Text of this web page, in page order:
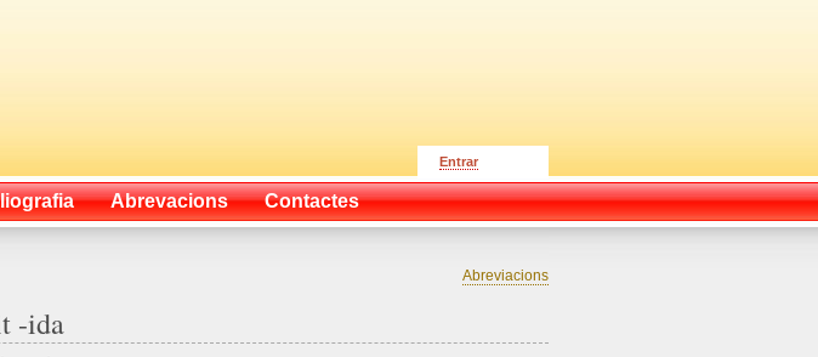
Entrar
Abrevacions Contactes
Abreviacions
-ida